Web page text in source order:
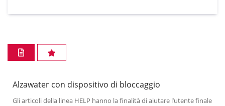
Alzawater con dispositivo di bloccaggio
Gli articoli della linea HELP hanno la finalità di aiutare l’utente finale